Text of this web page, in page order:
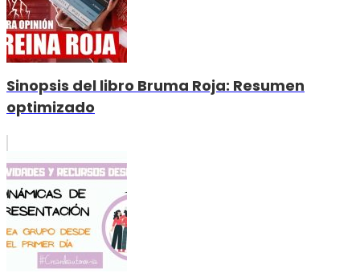
Sinopsis del libro Bruma Roja: Resumen
optimizado